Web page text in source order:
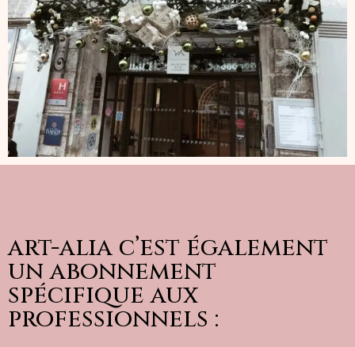
art-alia c’est également
un abonnement
spécifique aux
professionnels :